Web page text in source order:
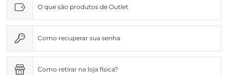
O que são produtos de Outlet
Como recuperar sua senha
Como retirar na loja física?